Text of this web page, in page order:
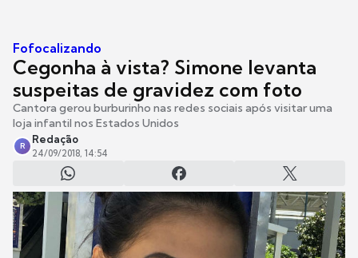
Fofocalizando
Cegonha à vista? Simone levanta
suspeitas de gravidez com foto
Cantora gerou burburinho nas redes sociais após visitar uma
loja infantil nos Estados Unidos
R
Redação
24/09/2018, 14:54